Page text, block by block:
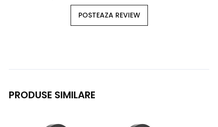
POSTEAZA REVIEW
PRODUSE SIMILARE